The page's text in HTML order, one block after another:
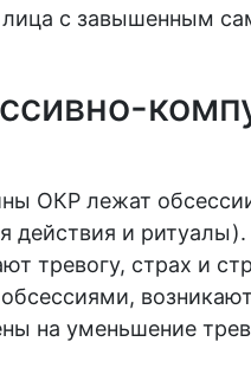
с завышенным
ОКР лежат
и
тревогу, страх и
на уменьшение